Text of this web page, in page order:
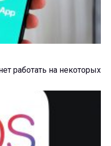
работать на некоторых